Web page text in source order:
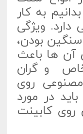
به کار
ویژگی
بودن،
آن ها باعث
و گران
روی
در مورد
روی کابینت